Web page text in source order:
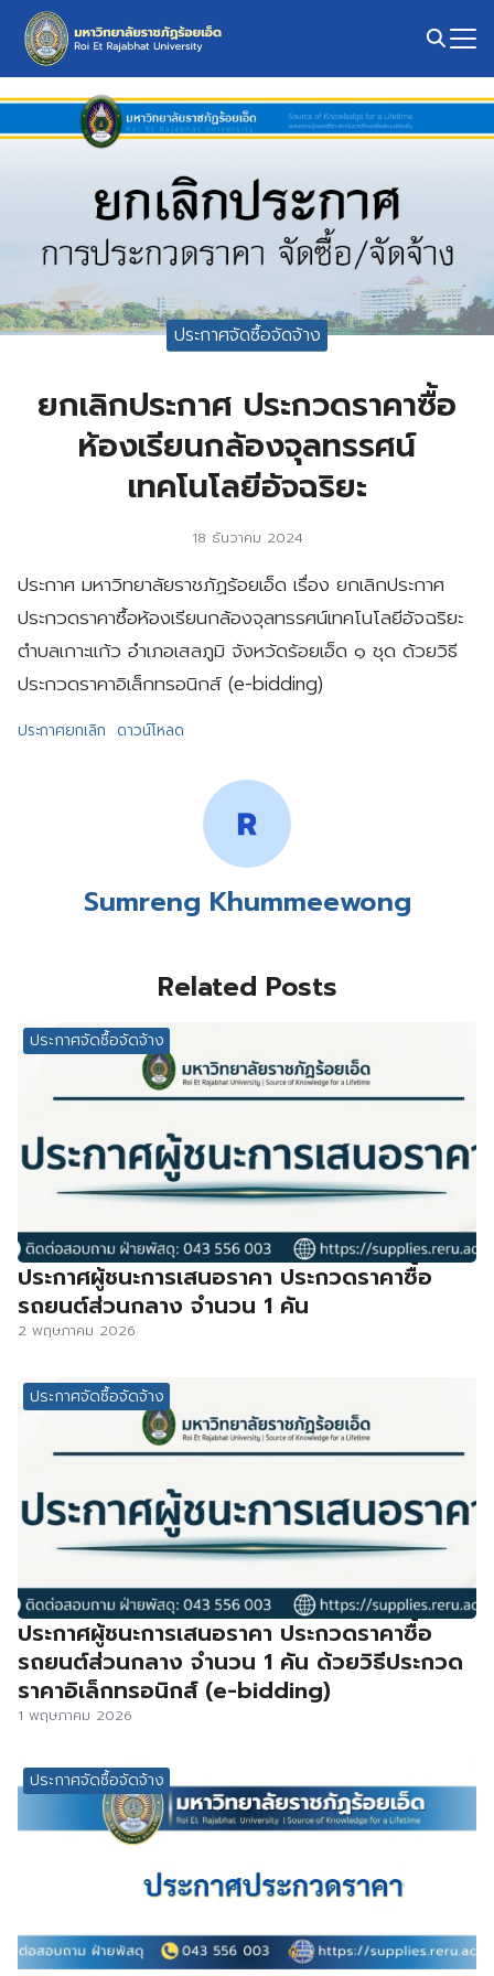
Skip
content
for:
ประกาศจัดซื้อจัดจ้าง
ยกเลิกประกาศ ประกวดราคาซื้อ
ห้องเรียนกล้องจุลทรรศน์
เทคโนโลยีอัจฉริยะ
18 ธันวาคม 2024
ประกาศ มหาวิทยาลัยราชภัฏร้อยเอ็ด เรื่อง ยกเลิกประกาศ
ประกวดราคาซื้อห้องเรียนกล้องจุลทรรศน์เทคโนโลยีอัจฉริยะ
ตำบลเกาะแก้ว อำเภอเสลภูมิ จังหวัดร้อยเอ็ด ๑ ชุด ด้วยวิธี
ประกวดราคาอิเล็กทรอนิกส์ (e-bidding)
ประกาศยกเลิก ดาวน์โหลด
Sumreng Khummeewong
Related Posts
ประกาศจัดซื้อจัดจ้าง
ประกาศผู้ชนะการเสนอราคา ประกวดราคาซื้อ
รถยนต์ส่วนกลาง จำนวน 1 คัน
2 พฤษภาคม 2026
ประกาศจัดซื้อจัดจ้าง
ประกาศผู้ชนะการเสนอราคา ประกวดราคาซื้อ
รถยนต์ส่วนกลาง จำนวน 1 คัน ด้วยวิธีประกวด
ราคาอิเล็กทรอนิกส์ (e-bidding)
1 พฤษภาคม 2026
ประกาศจัดซื้อจัดจ้าง